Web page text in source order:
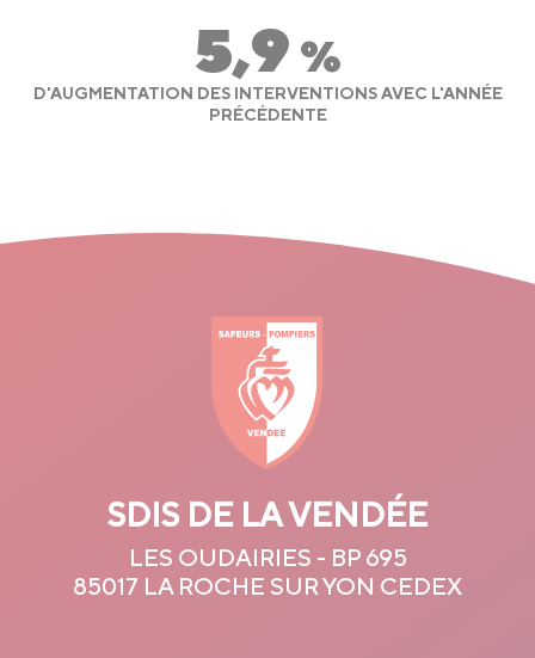
5,9 %
D'AUGMENTATION DES INTERVENTIONS AVEC L'ANNÉE
PRÉCÉDENTE
SDIS DE LA VENDÉE
LES OUDAIRIES - BP 695
85017 LA ROCHE SUR YON CEDEX